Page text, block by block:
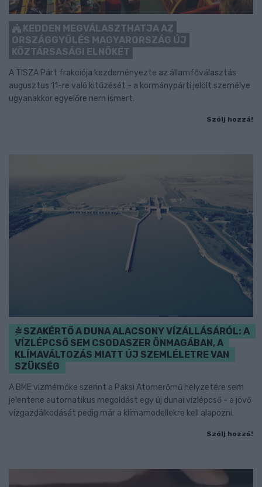
KEDDEN MEGVÁLASZTHATJA AZ
ORSZÁGGYŰLÉS MAGYARORSZÁG ÚJ
KÖZTÁRSASÁGI ELNÖKÉT
A TISZA Párt frakciója kezdeményezte az államfőválasztás
augusztus 11-re való kitűzését - a kormánypárti jelölt személye
ugyanakkor egyelőre nem ismert.
Szólj hozzá!
SZAKÉRTŐ A DUNA ALACSONY VÍZÁLLÁSÁRÓL: A
VÍZLÉPCSŐ SEM CSODASZER ÖNMAGÁBAN, A
KLÍMAVÁLTOZÁS MIATT ÚJ SZEMLÉLETRE VAN
SZÜKSÉG
A BME vízmérnöke szerint a Paksi Atomerőmű helyzetére sem
jelentene automatikus megoldást egy új dunai vízlépcső - a jövő
vízgazdálkodását pedig már a klímamodellekre kell alapozni.
Szólj hozzá!